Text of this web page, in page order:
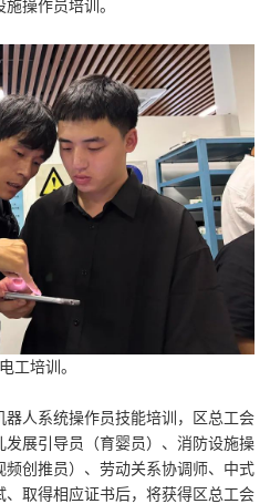
施操作员培训。
电工培训。
人系统操作员技能培训，区总工会
展引导员（育婴员）、消防设施操
创推员）、劳动关系协调师、中式
取得相应证书后，将获得区总工会